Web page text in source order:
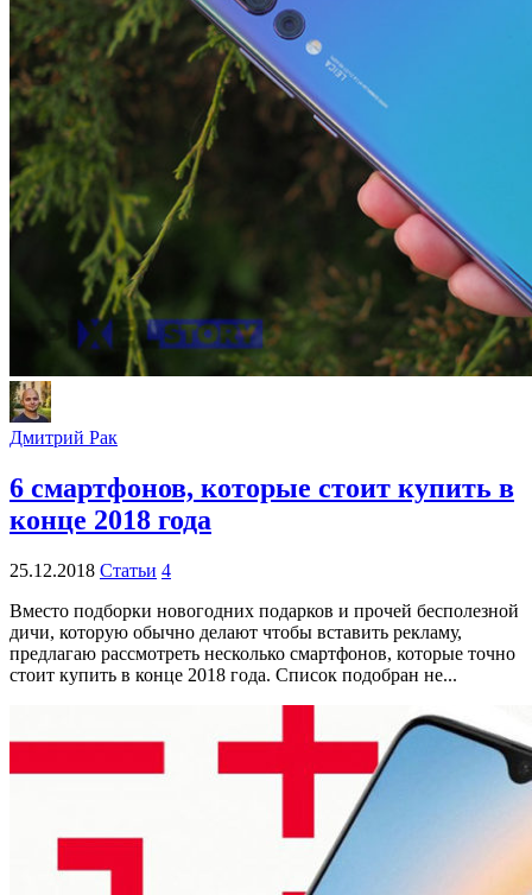
Дмитрий Рак
6 смартфонов, которые стоит купить в
конце 2018 года
25.12.2018 Статьи 4
Вместо подборки новогодних подарков и прочей бесполезной
дичи, которую обычно делают чтобы вставить рекламу,
предлагаю рассмотреть несколько смартфонов, которые точно
стоит купить в конце 2018 года. Список подобран не...